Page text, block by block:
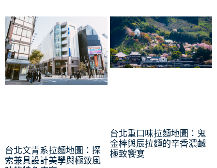
台北文青系拉麵地圖：探
索兼具設計美學與極致風
台北重口味拉麵地圖：鬼
金棒與辰拉麵的辛香濃鹹
極致饗宴